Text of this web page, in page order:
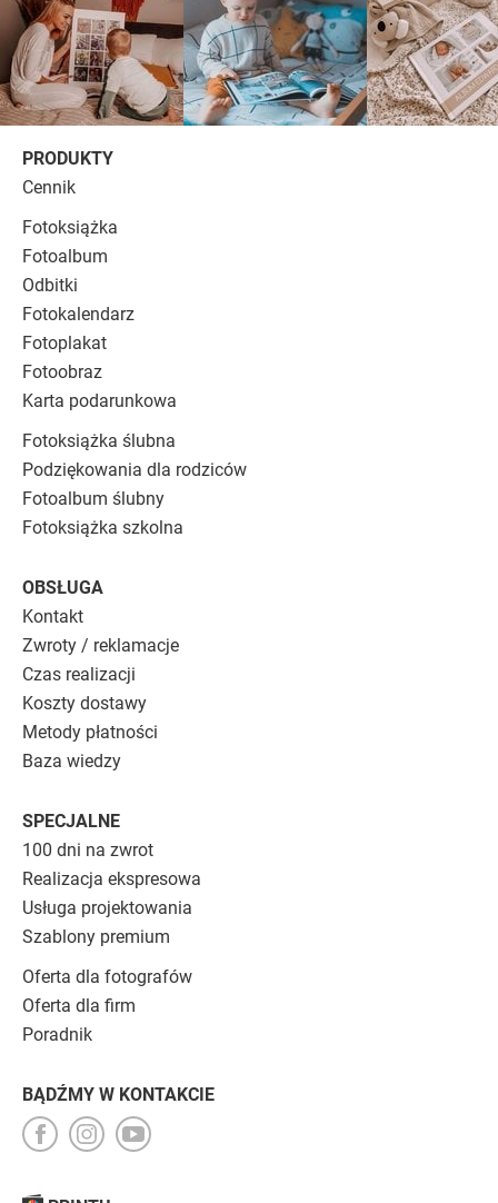
PRODUKTY
Cennik
Fotoksiążka
Fotoalbum
Odbitki
Fotokalendarz
Fotoplakat
Fotoobraz
Karta podarunkowa
Fotoksiążka ślubna
Podziękowania dla rodziców
Fotoalbum ślubny
Fotoksiążka szkolna
OBSŁUGA
Kontakt
Zwroty / reklamacje
Czas realizacji
Koszty dostawy
Metody płatności
Baza wiedzy
SPECJALNE
100 dni na zwrot
Realizacja ekspresowa
Usługa projektowania
Szablony premium
Oferta dla fotografów
Oferta dla firm
Poradnik
BĄDŹMY W KONTAKCIE